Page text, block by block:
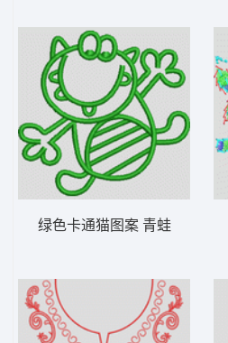
绿色卡通猫图案 青蛙